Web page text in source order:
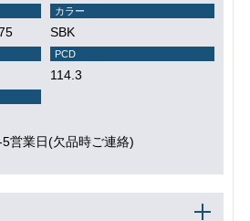
カラー
SBK
PCD
114.3
営業日(欠品時ご連絡)